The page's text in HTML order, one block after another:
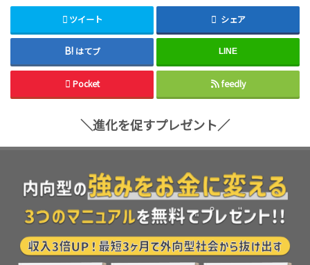
ツイート シェア
はてブ LINE
Pocket feedly
＼進化を促すプレゼント／